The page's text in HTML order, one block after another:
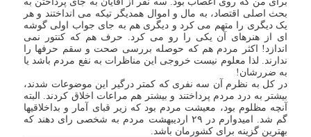
بحث اصلی اقتصاد، به مال و اموال همدیگر تیکه می انداختند و هر
یک دیگری را متهم می کرد و دیگری هم به جای جواب اولی گوشه
ای از هنرهای آن یکی را رو می کرد. حرف هم که کنتور نمی
اندازد! اکثر مردم هم که حوصله بررسی صحت و سقم حرفها را
ندارند. لذا معلوم نیست خروجی این مناظرات به نفع مردم باشد یا
به ضررشان!
در کل به نظرم آن سه نفری که کمتر درگیر این موضوعات شدند،
بیشتر به درد مردم پرداختند و بیشتر هم مراعات اخلاق کردند. البته
آنچه مظلوم بود، معیشت مردم بود که زیر قبای آمار و بداخلاقیها
گم شد. امیدوارم در ۲۹ اردیبهشت مردم به شخصی رای دهند که
بهترین گزینه برای کشورمان باشد.